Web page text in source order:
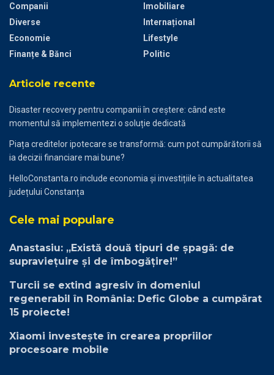
Companii
Diverse
Economie
Finanțe & Bănci
Imobiliare
Internațional
Lifestyle
Politic
Articole recente
Disaster recovery pentru companii în creștere: când este
momentul să implementezi o soluție dedicată
Piața creditelor ipotecare se transformă: cum pot cumpărătorii să
ia decizii financiare mai bune?
HelloConstanta.ro include economia și investițiile în actualitatea
județului Constanța
Cele mai populare
Anastasiu: „Există două tipuri de șpagă: de
supraviețuire și de îmbogățire!”
Turcii se extind agresiv în domeniul
regenerabil în România: Defic Globe a cumpărat
15 proiecte!
Xiaomi investește în crearea propriilor
procesoare mobile